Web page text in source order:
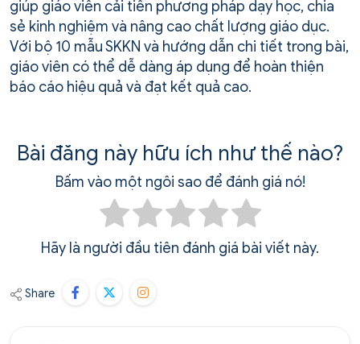
giúp giáo viên cải tiến phương pháp dạy học, chia
sẻ kinh nghiệm và nâng cao chất lượng giáo dục.
Với bộ 10 mẫu SKKN và hướng dẫn chi tiết trong bài,
giáo viên có thể dễ dàng áp dụng để hoàn thiện
báo cáo hiệu quả và đạt kết quả cao.
Bài đăng này hữu ích như thế nào?
Bấm vào một ngôi sao để đánh giá nó!
Hãy là người đầu tiên đánh giá bài viết này.
Share